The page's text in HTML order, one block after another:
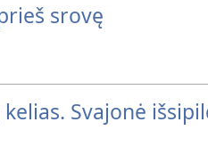
srovę
Svajonė